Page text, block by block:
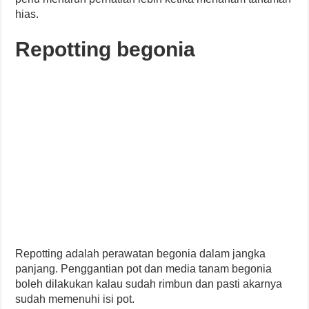
hias.
Repotting begonia
Repotting adalah perawatan begonia dalam jangka
panjang. Penggantian pot dan media tanam begonia
boleh dilakukan kalau sudah rimbun dan pasti akarnya
sudah memenuhi isi pot.